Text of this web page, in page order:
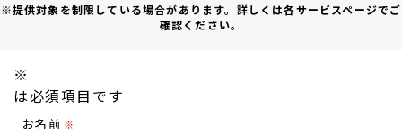
※提供対象を制限している場合があります。詳しくは各サービスページでご
確認ください。
※
は必須項目です
お名前 ※